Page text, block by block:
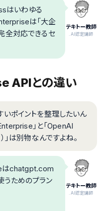
テキトー教師
.AI認定講師
はいわゆる
は「大企
全対応できるセ
APIとの違い
いポイントを整理したいん
」と「OpenAI
は別物なんですよね。
テキトー教師
.AI認定講師
はchatgpt.com
うためのプラン